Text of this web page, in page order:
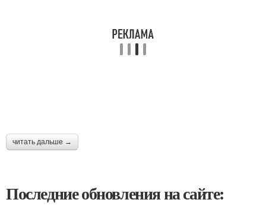
читать дальше →
Последние обновления на сайте: